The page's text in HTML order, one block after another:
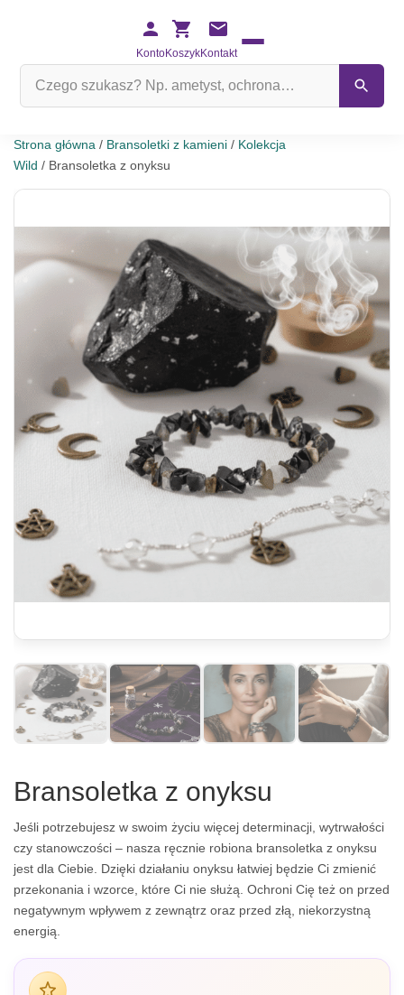
KontoKoszykKontakt
Strona główna / Bransoletki z kamieni / Kolekcja
Wild / Bransoletka z onyksu
Bransoletka z onyksu
Jeśli potrzebujesz w swoim życiu więcej determinacji, wytrwałości
czy stanowczości – nasza ręcznie robiona bransoletka z onyksu
jest dla Ciebie. Dzięki działaniu onyksu łatwiej będzie Ci zmienić
przekonania i wzorce, które Ci nie służą. Ochroni Cię też on przed
negatywnym wpływem z zewnątrz oraz przed złą, niekorzystną
energią.